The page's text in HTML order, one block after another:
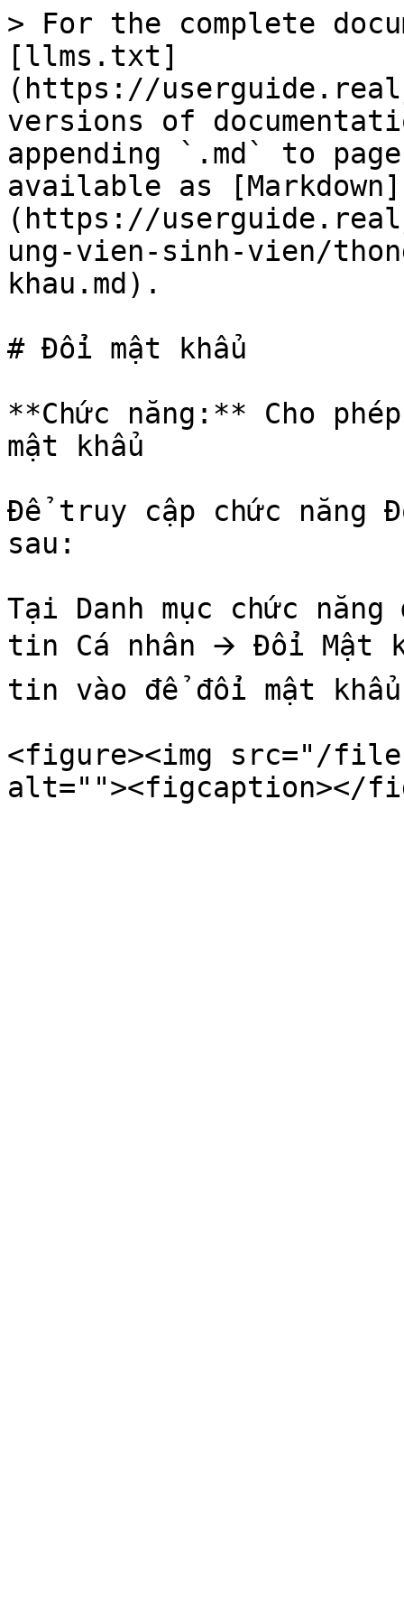
> For the complete
[llms.txt]
(https://
versions of
appending `.md` to
available as [Markdown]
(https://
ung-vien-sinh-vien/
khau.md).
# Đổi mật khẩu
**Chức năng:** Cho
mật khẩu
Để truy cập chức năng
sau:
Tại Danh mục chức
tin Cá nhân 🡪 Đổi Mật
tin vào để đổi mật khẩu
<figure><img src="/files/